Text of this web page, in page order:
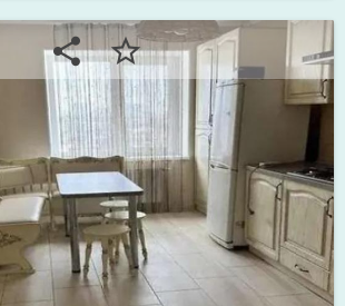
share star_border